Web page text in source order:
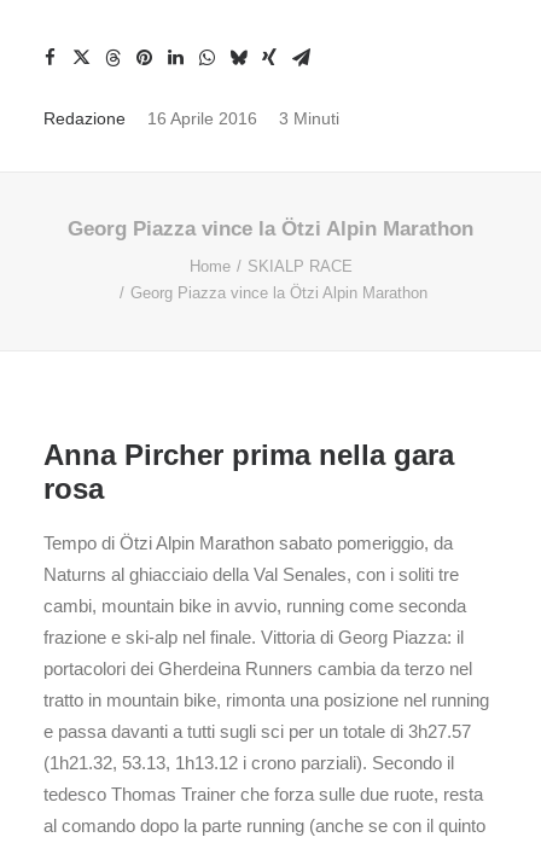
Redazione 16 Aprile 2016 3 Minuti
Georg Piazza vince la Ötzi Alpin Marathon
Home
SKIALP RACE
Georg Piazza vince la Ötzi Alpin Marathon
Anna Pircher prima nella gara
rosa
Tempo di Ötzi Alpin Marathon sabato pomeriggio, da
Naturns al ghiacciaio della Val Senales, con i soliti tre
cambi, mountain bike in avvio, running come seconda
frazione e ski-alp nel finale. Vittoria di Georg Piazza: il
portacolori dei Gherdeina Runners cambia da terzo nel
tratto in mountain bike, rimonta una posizione nel running
e passa davanti a tutti sugli sci per un totale di 3h27.57
(1h21.32, 53.13, 1h13.12 i crono parziali). Secondo il
tedesco Thomas Trainer che forza sulle due ruote, resta
al comando dopo la parte running (anche se con il quinto